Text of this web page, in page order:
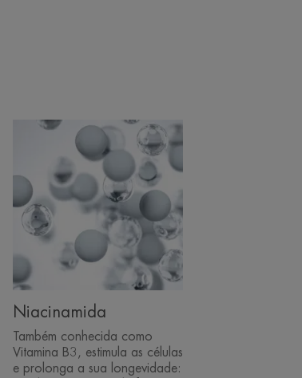
Niacinamida
Também conhecida como
Vitamina B3, estimula as células
e prolonga a sua longevidade: